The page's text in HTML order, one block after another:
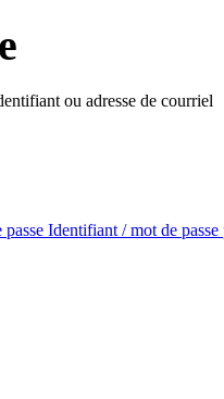
ou adresse de courriel
Identifiant / mot de passe